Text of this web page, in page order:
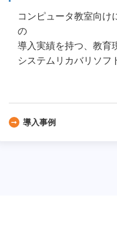
コンピュータ教室向け
の
導入実績を持つ、教育
システムリカバリソフ
導入事例